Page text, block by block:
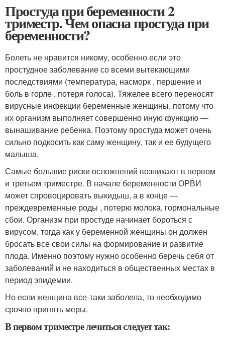
Простуда при беременности 2
триместр. Чем опасна простуда при
беременности?
Болеть не нравится никому, особенно если это
простудное заболевание со всеми вытекающими
последствиями (температура, насморк , першение и
боль в горле , потеря голоса). Тяжелее всего переносят
вирусные инфекции беременные женщины, потому что
их организм выполняет совершенно иную функцию —
вынашивание ребенка. Поэтому простуда может очень
сильно подкосить как саму женщину, так и ее будущего
малыша.
Самые большие риски осложнений возникают в первом
и третьем триместре. В начале беременности ОРВИ
может спровоцировать выкидыш, а в конце —
преждевременные роды , потерю молока, гормональные
сбои. Организм при простуде начинает бороться с
вирусом, тогда как у беременной женщины он должен
бросать все свои силы на формирование и развитие
плода. Именно поэтому нужно особенно беречь себя от
заболеваний и не находиться в общественных местах в
период эпидемии.
Но если женщина все-таки заболела, то необходимо
срочно принять меры.
В первом триместре лечиться следует так: